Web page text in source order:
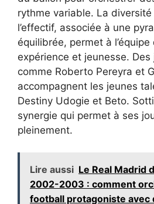
rythme variable. La
l’effectif, associée à une
équilibrée, permet à l’équipe
expérience et jeunesse.
comme Roberto Pereyra et
accompagnent les jeunes
Destiny Udogie et Beto.
synergie qui permet à ses
pleinement.
Lire aussi Le Real Madrid
2002-2003 : comment
football protagoniste avec